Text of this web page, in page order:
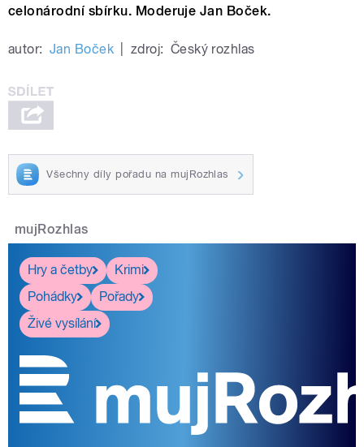
celonárodní sbírku. Moderuje Jan Boček.
autor: Jan Boček zdroj: Český rozhlas
Všechny díly pořadu na mujRozhlas
mujRozhlas
Hry a četby
Krimi
Pohádky
Pořady
Živé vysílání